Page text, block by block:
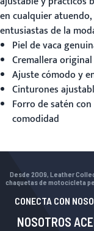
en cualquier
entusiastas de la
Piel de vaca
Cremallera
Ajuste cómodo y
Cinturones
Forro de satén
comodidad
Desde 2009, Leather
chaquetas de motocicleta
CONECTA CON
NOSOTROS